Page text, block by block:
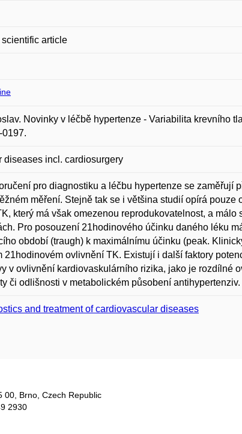
article
Novinky v léčbě hypertenze - Variabilita krevního
0197.
diseases incl. cardiosurgery
pro diagnostiku a léčbu hypertenze se zaměřují
měření. Stejně tak se i většina studií opírá pouze
který má však omezenou reprodukovatelnost, a
Pro posouzení 21hodinového účinku daného léku
období (traugh) k maximálnímu účinku (peak.
21hodinovém ovlivnění TK. Existují i další faktory
v ovlivnění kardiovaskulárního rizika, jako je rozdílné
či odlišnosti v metabolickém působení antihypertenziv.
and treatment of cardiovascular diseases
00, Brno, Czech Republic
2930